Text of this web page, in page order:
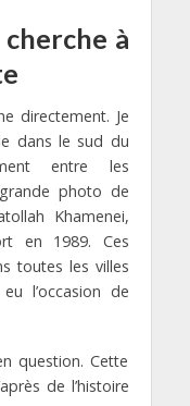
à
directement. Je
dans le sud du
entre les
photo de
Khamenei,
en 1989. Ces
toutes les villes
l’occasion de
question. Cette
de l’histoire